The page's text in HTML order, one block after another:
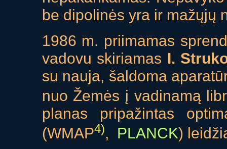
be dipolinės yra ir mažųjų
1986 m. priimamas
vadovu skiriamas I.
su nauja, šaldoma
nuo Žemės į vadinamą
planas pripažintas
(WMAP4), PLANCK)